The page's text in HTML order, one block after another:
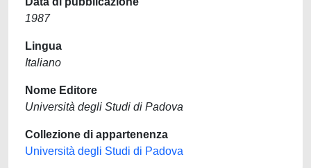
1987
Lingua
Italiano
Nome Editore
Università degli Studi di Padova
Collezione di appartenenza
Università degli Studi di Padova